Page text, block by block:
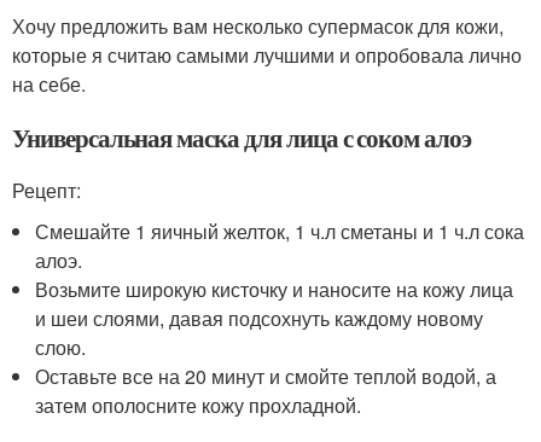
Хочу предложить вам несколько супермасок для кожи,
которые я считаю самыми лучшими и опробовала лично
на себе.
Универсальная маска для лица с соком алоэ
Рецепт:
Смешайте 1 яичный желток, 1 ч.л сметаны и 1 ч.л сока
алоэ.
Возьмите широкую кисточку и наносите на кожу лица
и шеи слоями, давая подсохнуть каждому новому
слою.
Оставьте все на 20 минут и смойте теплой водой, а
затем ополосните кожу прохладной.